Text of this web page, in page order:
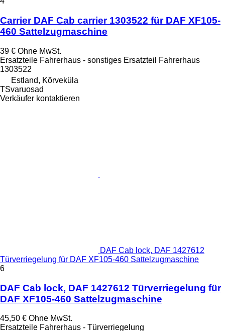
Carrier DAF Cab carrier 1303522 für DAF XF105-
460 Sattelzugmaschine
39 € Ohne MwSt.
Ersatzteile Fahrerhaus - sonstiges Ersatzteil Fahrerhaus
1303522
Estland, Kõrveküla
TSvaruosad
Verkäufer kontaktieren
DAF Cab lock, DAF 1427612
Türverriegelung für DAF XF105-460 Sattelzugmaschine
6
DAF Cab lock, DAF 1427612 Türverriegelung für
DAF XF105-460 Sattelzugmaschine
45,50 € Ohne MwSt.
Ersatzteile Fahrerhaus - Türverriegelung